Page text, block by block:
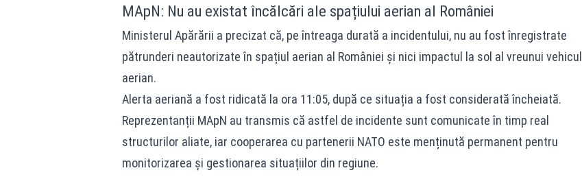
MApN: Nu au existat încălcări ale spațiului aerian al României
Ministerul Apărării a precizat că, pe întreaga durată a incidentului, nu au fost înregistrate
pătrunderi neautorizate în spațiul aerian al României și nici impactul la sol al vreunui vehicul
aerian.
Alerta aeriană a fost ridicată la ora 11:05, după ce situația a fost considerată încheiată.
Reprezentanții MApN au transmis că astfel de incidente sunt comunicate în timp real
structurilor aliate, iar cooperarea cu partenerii NATO este menținută permanent pentru
monitorizarea și gestionarea situațiilor din regiune.